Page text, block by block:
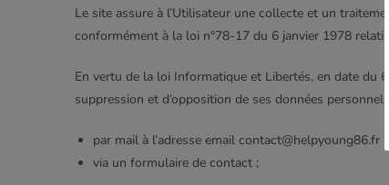
Le site assure à l’Utilisateur une collecte et un
conformément à la loi n°78-17 du 6 janvier 1978
En vertu de la loi Informatique et Libertés, en date du 6
suppression et d’opposition de ses données
par mail à l’adresse email contact@helpyoung86.fr
via un formulaire de contact ;